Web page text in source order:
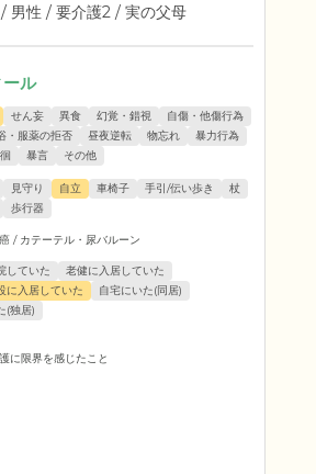
男性 / 要介護2 / 実の父母
ル
せん妄 異食 幻覚・錯視
自傷・他傷行為
・服薬の拒否
昼夜逆転 物忘れ
暴力行為
暴言 その他
見守り 自立 車椅子 手引/伝い歩き
杖
歩行器
/ カテーテル・尿バルーン
していた
老健に入居していた
に入居していた
自宅にいた(同居)
(独居)
に限界を感じたこと